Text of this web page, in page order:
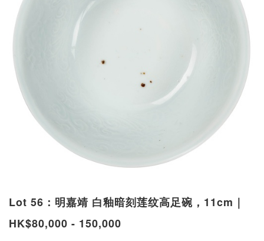
Lot 56：明嘉靖 白釉暗刻莲纹高足碗，11cm｜
HK$80,000 - 150,000